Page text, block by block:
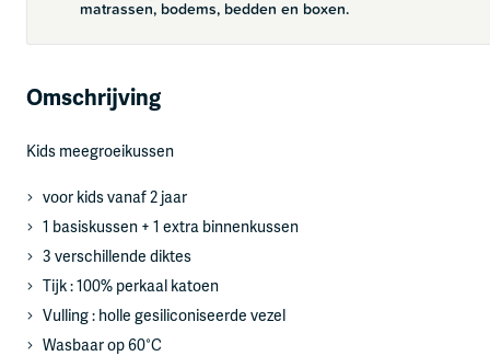
matrassen, bodems, bedden en boxen.
Omschrijving
Kids meegroeikussen
voor kids vanaf 2 jaar
1 basiskussen + 1 extra binnenkussen
3 verschillende diktes
Tijk : 100% perkaal katoen
Vulling : holle gesiliconiseerde vezel
Wasbaar op 60°C